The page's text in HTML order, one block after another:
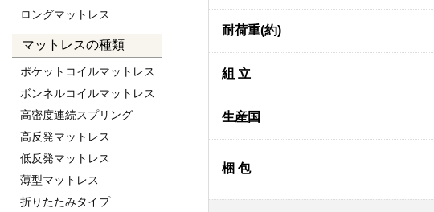
ロングマットレス
マットレスの種類
ポケットコイルマットレス
ボンネルコイルマットレス
高密度連続スプリング
高反発マットレス
低反発マットレス
薄型マットレス
折りたたみタイプ
耐荷重(約)
組 立
生産国
梱 包